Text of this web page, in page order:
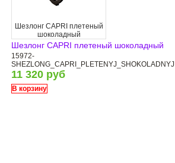
Шезлонг CAPRI плетеный
шоколадный
Шезлонг CAPRI плетеный шоколадный
15972-
SHEZLONG_CAPRI_PLETENYJ_SHOKOLADNYJ
11 320 руб
В корзину